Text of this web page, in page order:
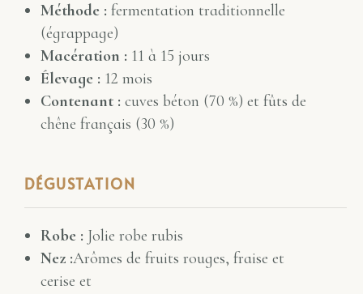
Méthode : fermentation traditionnelle
(égrappage)
Macération : 11 à 15 jours
Élevage : 12 mois
Contenant : cuves béton (70 %) et fûts de
chêne français (30 %)
DÉGUSTATION
Robe : Jolie robe rubis
Nez :Arômes de fruits rouges, fraise et
cerise et